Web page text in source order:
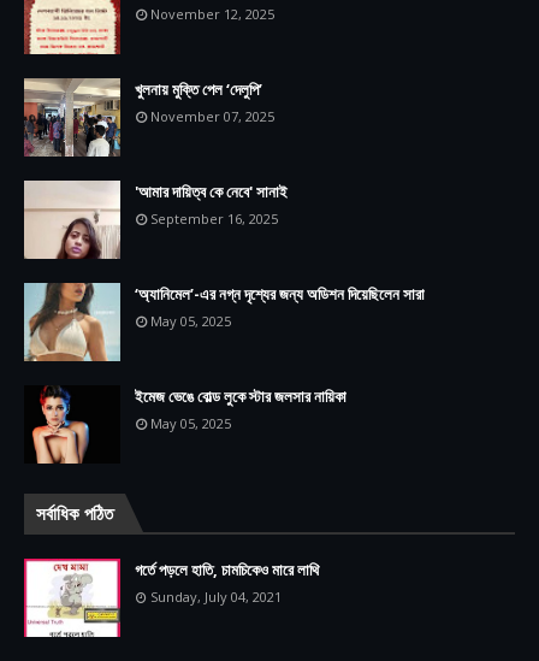
November 12, 2025
খুলনায় মুক্তি পেল ‘দেলুপি’
November 07, 2025
'আমার দায়িত্ব কে নেবে' সানাই
September 16, 2025
‘অ্যানিমেল’-এর নগ্ন দৃশ্যের জন্য অডিশন দিয়েছিলেন সারা
May 05, 2025
ইমেজ ভেঙে বোল্ড লুকে স্টার জলসার নায়িকা
May 05, 2025
সর্বাধিক পঠিত
গর্তে পড়লে হাতি, চামচিকেও মারে লাথি
Sunday, July 04, 2021